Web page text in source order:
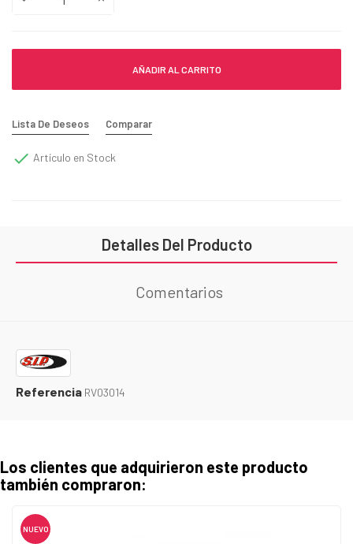
AÑADIR AL CARRITO
Lista De Deseos Comparar
 Artículo en Stock
Detalles Del Producto
Comentarios
Referencia RV03014
Los clientes que adquirieron este producto
también compraron:
NUEVO